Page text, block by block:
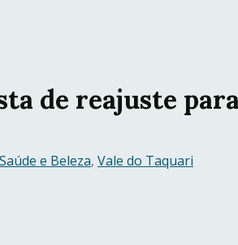
de reajuste
Saúde e Beleza, Vale do Taquari